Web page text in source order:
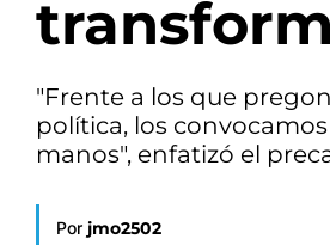
"Frente a los que
política, los
manos", enfatizó el
Por jmo2502